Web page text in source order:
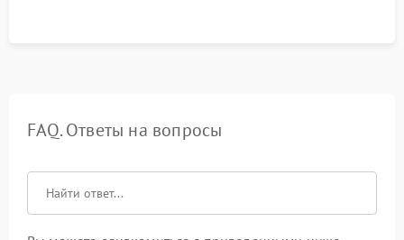
FAQ. Ответы на вопросы